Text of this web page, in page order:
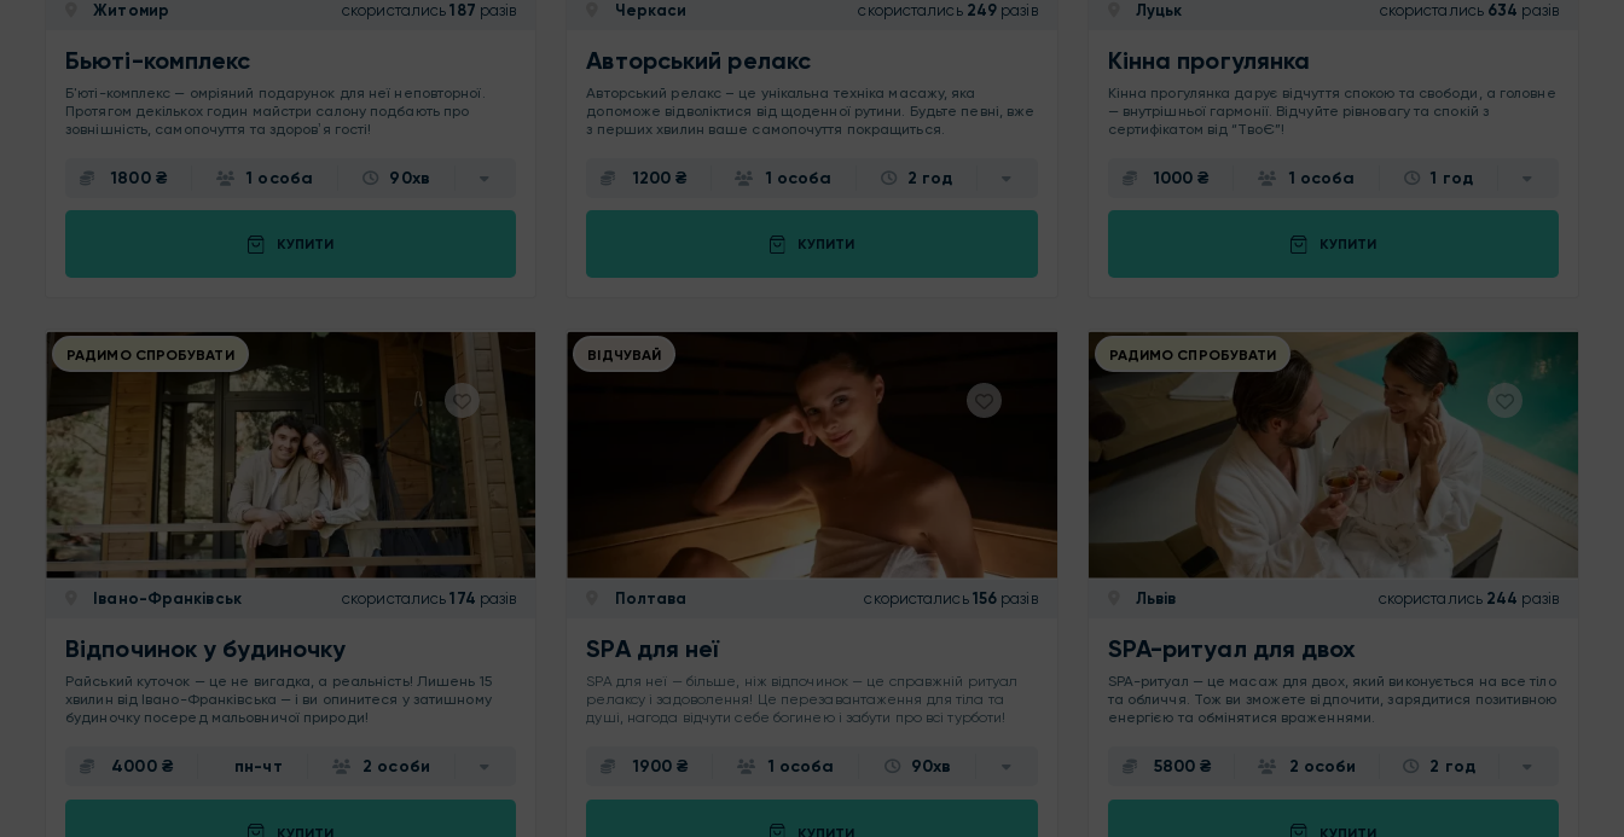
Житомир скористались 187 разів
Бьюті-комплекс
Б'юті-комплекс — омріяний подарунок для неї неповторної.
Протягом декількох годин майстри салону подбають про
зовнішність, самопочуття та здоровʼя гості!
1800 ₴ 1 особа 90хв
КУПИТИ
Черкаси скористались 249 разів
Авторський релакс
Авторський релакс – це унікальна техніка масажу, яка
допоможе відволіктися від щоденної рутини. Будьте певні, вже
з перших хвилин ваше самопочуття покращиться.
1200 ₴ 1 особа 2 год
КУПИТИ
Луцьк скористались 634 разів
Кінна прогулянка
Кінна прогулянка дарує відчуття спокою та свободи, а головне
— внутрішньої гармонії. Відчуйте рівновагу та спокій з
сертифікатом від “ТвоЄ”!
1000 ₴ 1 особа 1 год
КУПИТИ
РАДИМО СПРОБУВАТИ
Івано-Франківськ скористались 174 разів
Відпочинок у будиночку
Райський куточок — це не вигадка, а реальність! Лишень 15
хвилин від Івано-Франківська — і ви опинитеся у затишному
будиночку посеред мальовничої природи!
4000 ₴ пн-чт 2 особи
КУПИТИ
ВІДЧУВАЙ
Полтава скористались 156 разів
SPA для неї
SPA для неї — більше, ніж відпочинок — це справжній ритуал
релаксу і задоволення! Це перезавантаження для тіла та
душі, нагода відчути себе богинею і забути про всі турботи!
1900 ₴ 1 особа 90хв
КУПИТИ
РАДИМО СПРОБУВАТИ
Львів скористались 244 разів
SPA-ритуал для двох
SPA-ритуал — це масаж для двох, який виконується на все тіло
та обличчя. Тож ви зможете відпочити, зарядитися позитивною
енергією та обмінятися враженнями.
5800 ₴ 2 особи 2 год
КУПИТИ